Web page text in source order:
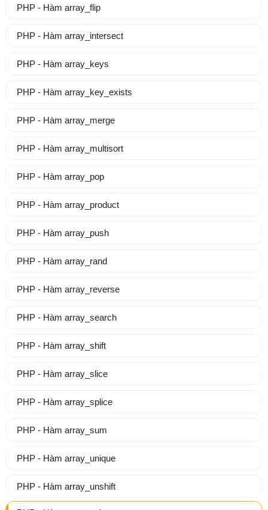
PHP - Hàm array_flip
PHP - Hàm array_intersect
PHP - Hàm array_keys
PHP - Hàm array_key_exists
PHP - Hàm array_merge
PHP - Hàm array_multisort
PHP - Hàm array_pop
PHP - Hàm array_product
PHP - Hàm array_push
PHP - Hàm array_rand
PHP - Hàm array_reverse
PHP - Hàm array_search
PHP - Hàm array_shift
PHP - Hàm array_slice
PHP - Hàm array_splice
PHP - Hàm array_sum
PHP - Hàm array_unique
PHP - Hàm array_unshift